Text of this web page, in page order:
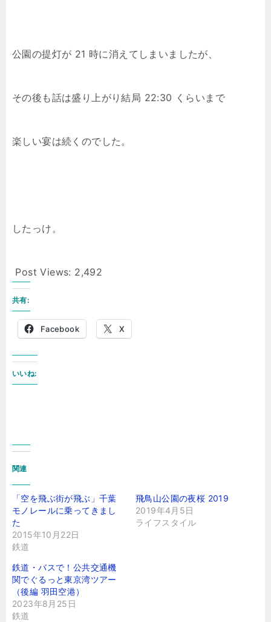
公園の提灯が 21 時に消えてしまいましたが、
その後も話は盛り上がり結局 22:30 くらいまで
楽しい宴は続くのでした。
したっけ。
Post Views: 2,492
共有:
Facebook X
いいね:
関連
「空を飛ぶ街が飛ぶ」千葉
モノレールに乗ってきまし
た
2015年10月22日
鉄道
飛鳥山公園の夜桜 2019
2019年4月5日
ライフスタイル
鉄道・バスで！公共交通機
関でぐるっと東京湾ツアー
（後編 羽田空港）
2023年8月25日
鉄道